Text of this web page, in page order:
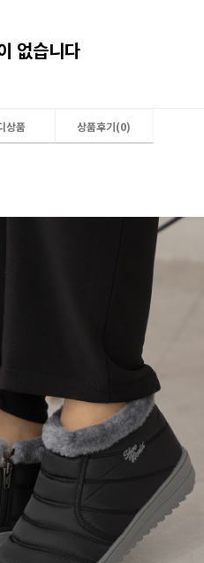
없습니다
상품 상품후기(0)